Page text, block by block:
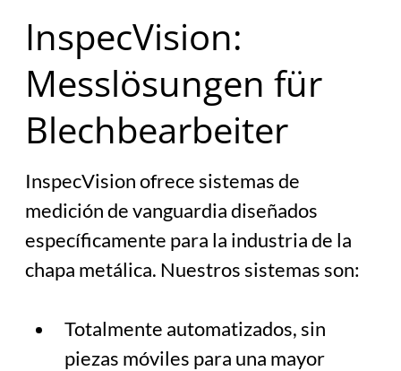
InspecVision:
Messlösungen für
Blechbearbeiter
InspecVision ofrece sistemas de
medición de vanguardia diseñados
específicamente para la industria de la
chapa metálica. Nuestros sistemas son:
Totalmente automatizados, sin
piezas móviles para una mayor